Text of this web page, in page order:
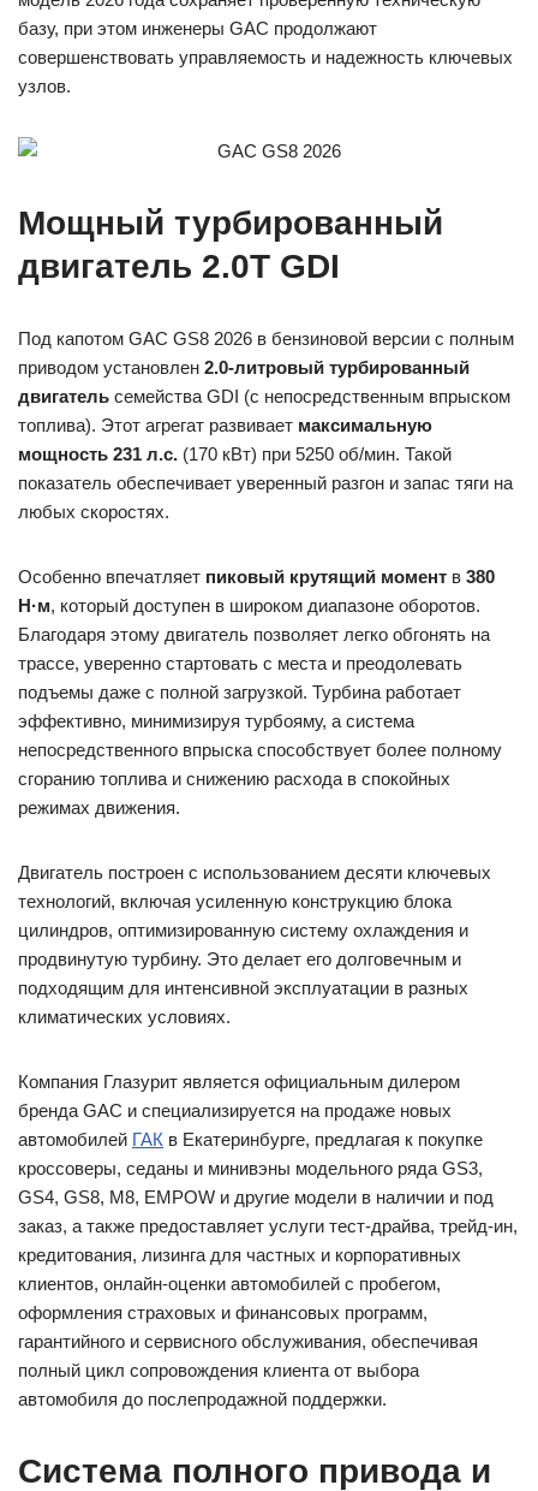
базу, при этом инженеры GAC продолжают
совершенствовать управляемость и надежность ключевых
узлов.
Мощный турбированный
двигатель 2.0T GDI
Под капотом GAC GS8 2026 в бензиновой версии с полным
приводом установлен 2.0-литровый турбированный
двигатель семейства GDI (с непосредственным впрыском
топлива). Этот агрегат развивает максимальную
мощность 231 л.с. (170 кВт) при 5250 об/мин. Такой
показатель обеспечивает уверенный разгон и запас тяги на
любых скоростях.
Особенно впечатляет пиковый крутящий момент в 380
Н·м, который доступен в широком диапазоне оборотов.
Благодаря этому двигатель позволяет легко обгонять на
трассе, уверенно стартовать с места и преодолевать
подъемы даже с полной загрузкой. Турбина работает
эффективно, минимизируя турбояму, а система
непосредственного впрыска способствует более полному
сгоранию топлива и снижению расхода в спокойных
режимах движения.
Двигатель построен с использованием десяти ключевых
технологий, включая усиленную конструкцию блока
цилиндров, оптимизированную систему охлаждения и
продвинутую турбину. Это делает его долговечным и
подходящим для интенсивной эксплуатации в разных
климатических условиях.
Компания Глазурит является официальным дилером
бренда GAC и специализируется на продаже новых
автомобилей ГАК в Екатеринбурге, предлагая к покупке
кроссоверы, седаны и минивэны модельного ряда GS3,
GS4, GS8, M8, EMPOW и другие модели в наличии и под
заказ, а также предоставляет услуги тест-драйва, трейд-ин,
кредитования, лизинга для частных и корпоративных
клиентов, онлайн-оценки автомобилей с пробегом,
оформления страховых и финансовых программ,
гарантийного и сервисного обслуживания, обеспечивая
полный цикл сопровождения клиента от выбора
автомобиля до послепродажной поддержки.
Система полного привода и